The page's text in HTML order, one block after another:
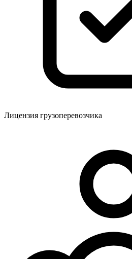
Лицензия грузоперевозчика